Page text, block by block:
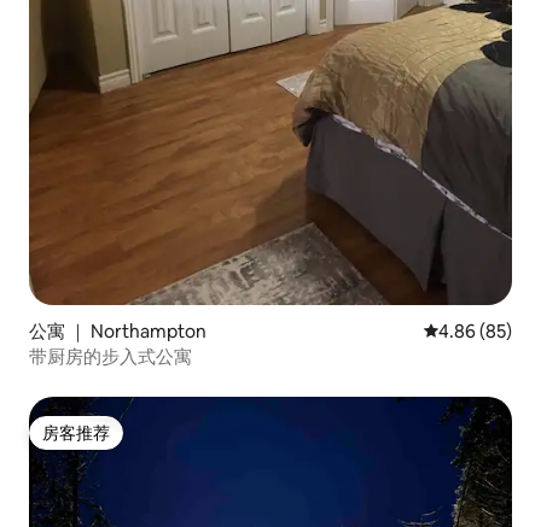
公寓 ｜ Northampton 平均评分 4.86
4.86 (85)
带厨房的步入式公寓
房客推荐
房客推荐